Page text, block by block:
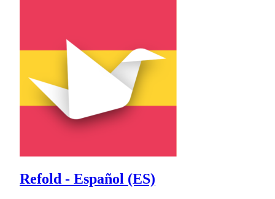
Refold - Español (ES)